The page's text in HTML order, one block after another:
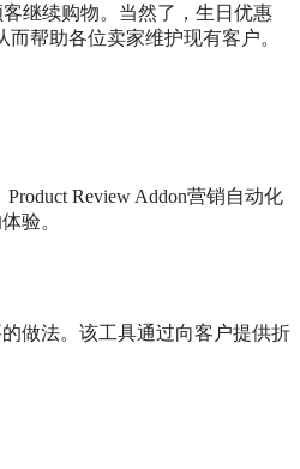
继续购物。当然了，生日优惠
帮助各位卖家维护现有客户。
Review Addon营销自动化
验。
做法。该工具通过向客户提供折